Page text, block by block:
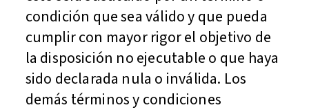
condición que sea válido y que pueda
cumplir con mayor rigor el objetivo de
la disposición no ejecutable o que haya
sido declarada nula o inválida. Los
demás términos y condiciones